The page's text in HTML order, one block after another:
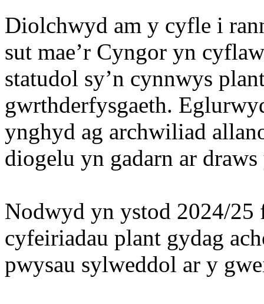
Diolchwyd am y cyfle i
sut mae’r Cyngor yn
statudol sy’n cynnwys
gwrthderfysgaeth.
ynghyd ag archwiliad
diogelu yn gadarn ar
Nodwyd yn ystod 2024/
cyfeiriadau plant gydag
pwysau sylweddol ar y